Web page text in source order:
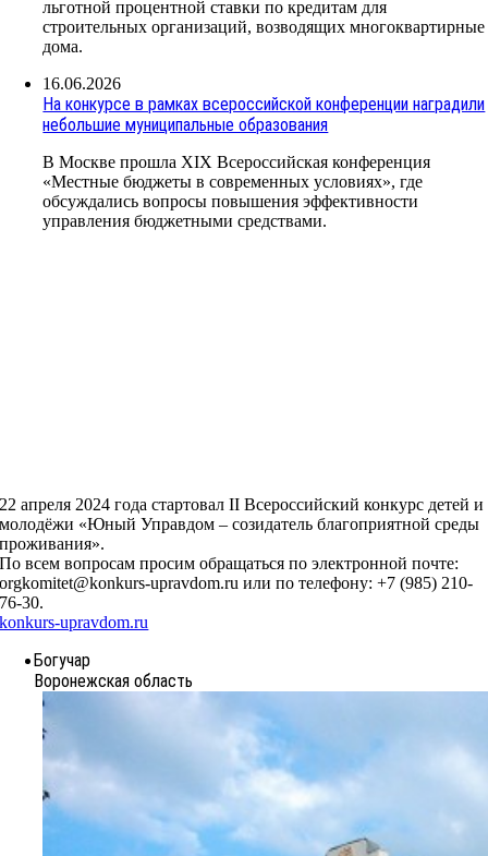
льготной процентной ставки по кредитам для
строительных организаций, возводящих многоквартирные
дома.
16.06.2026
На конкурсе в рамках всероссийской конференции наградили
небольшие муниципальные образования
В Москве прошла XIX Всероссийская конференция
«Местные бюджеты в современных условиях», где
обсуждались вопросы повышения эффективности
управления бюджетными средствами.
22 апреля 2024 года стартовал II Всероссийский конкурс детей и
молодёжи «Юный Управдом – созидатель благоприятной среды
проживания».
По всем вопросам просим обращаться по электронной почте:
orgkomitet@konkurs-upravdom.ru или по телефону: +7 (985) 210-
76-30.
konkurs-upravdom.ru
Богучар
Воронежская область